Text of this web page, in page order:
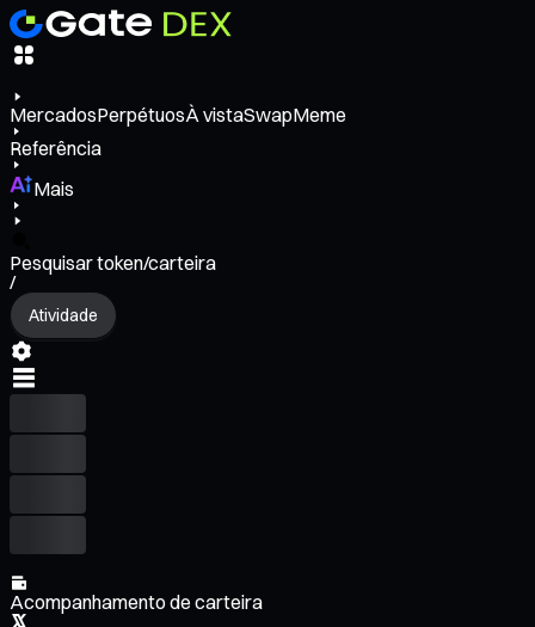
MercadosPerpétuosÀ vistaSwapMeme
Referência
Mais
Pesquisar token/carteira
/
Atividade
Acompanhamento de carteira